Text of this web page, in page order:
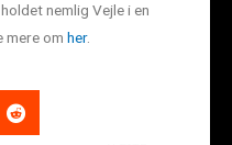
nemlig Vejle i en
mere om her.